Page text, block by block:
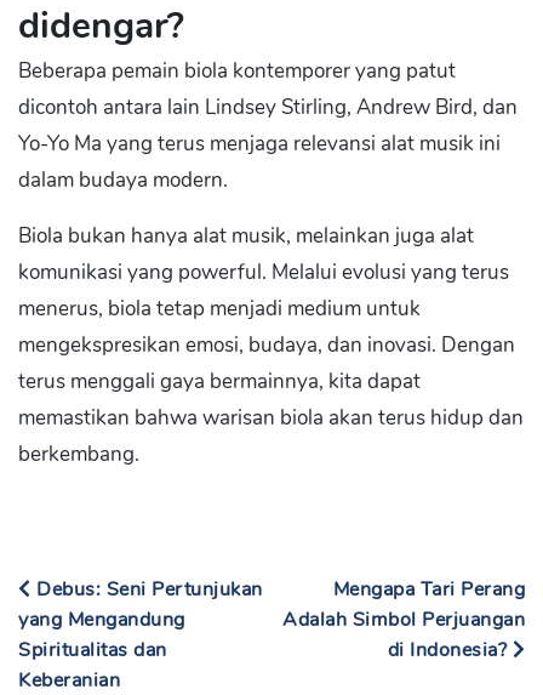
didengar?
Beberapa pemain biola kontemporer yang patut
dicontoh antara lain Lindsey Stirling, Andrew Bird, dan
Yo-Yo Ma yang terus menjaga relevansi alat musik ini
dalam budaya modern.
Biola bukan hanya alat musik, melainkan juga alat
komunikasi yang powerful. Melalui evolusi yang terus
menerus, biola tetap menjadi medium untuk
mengekspresikan emosi, budaya, dan inovasi. Dengan
terus menggali gaya bermainnya, kita dapat
memastikan bahwa warisan biola akan terus hidup dan
berkembang.
Debus: Seni Pertunjukan
yang Mengandung
Spiritualitas dan
Keberanian
Mengapa Tari Perang
Adalah Simbol Perjuangan
di Indonesia?